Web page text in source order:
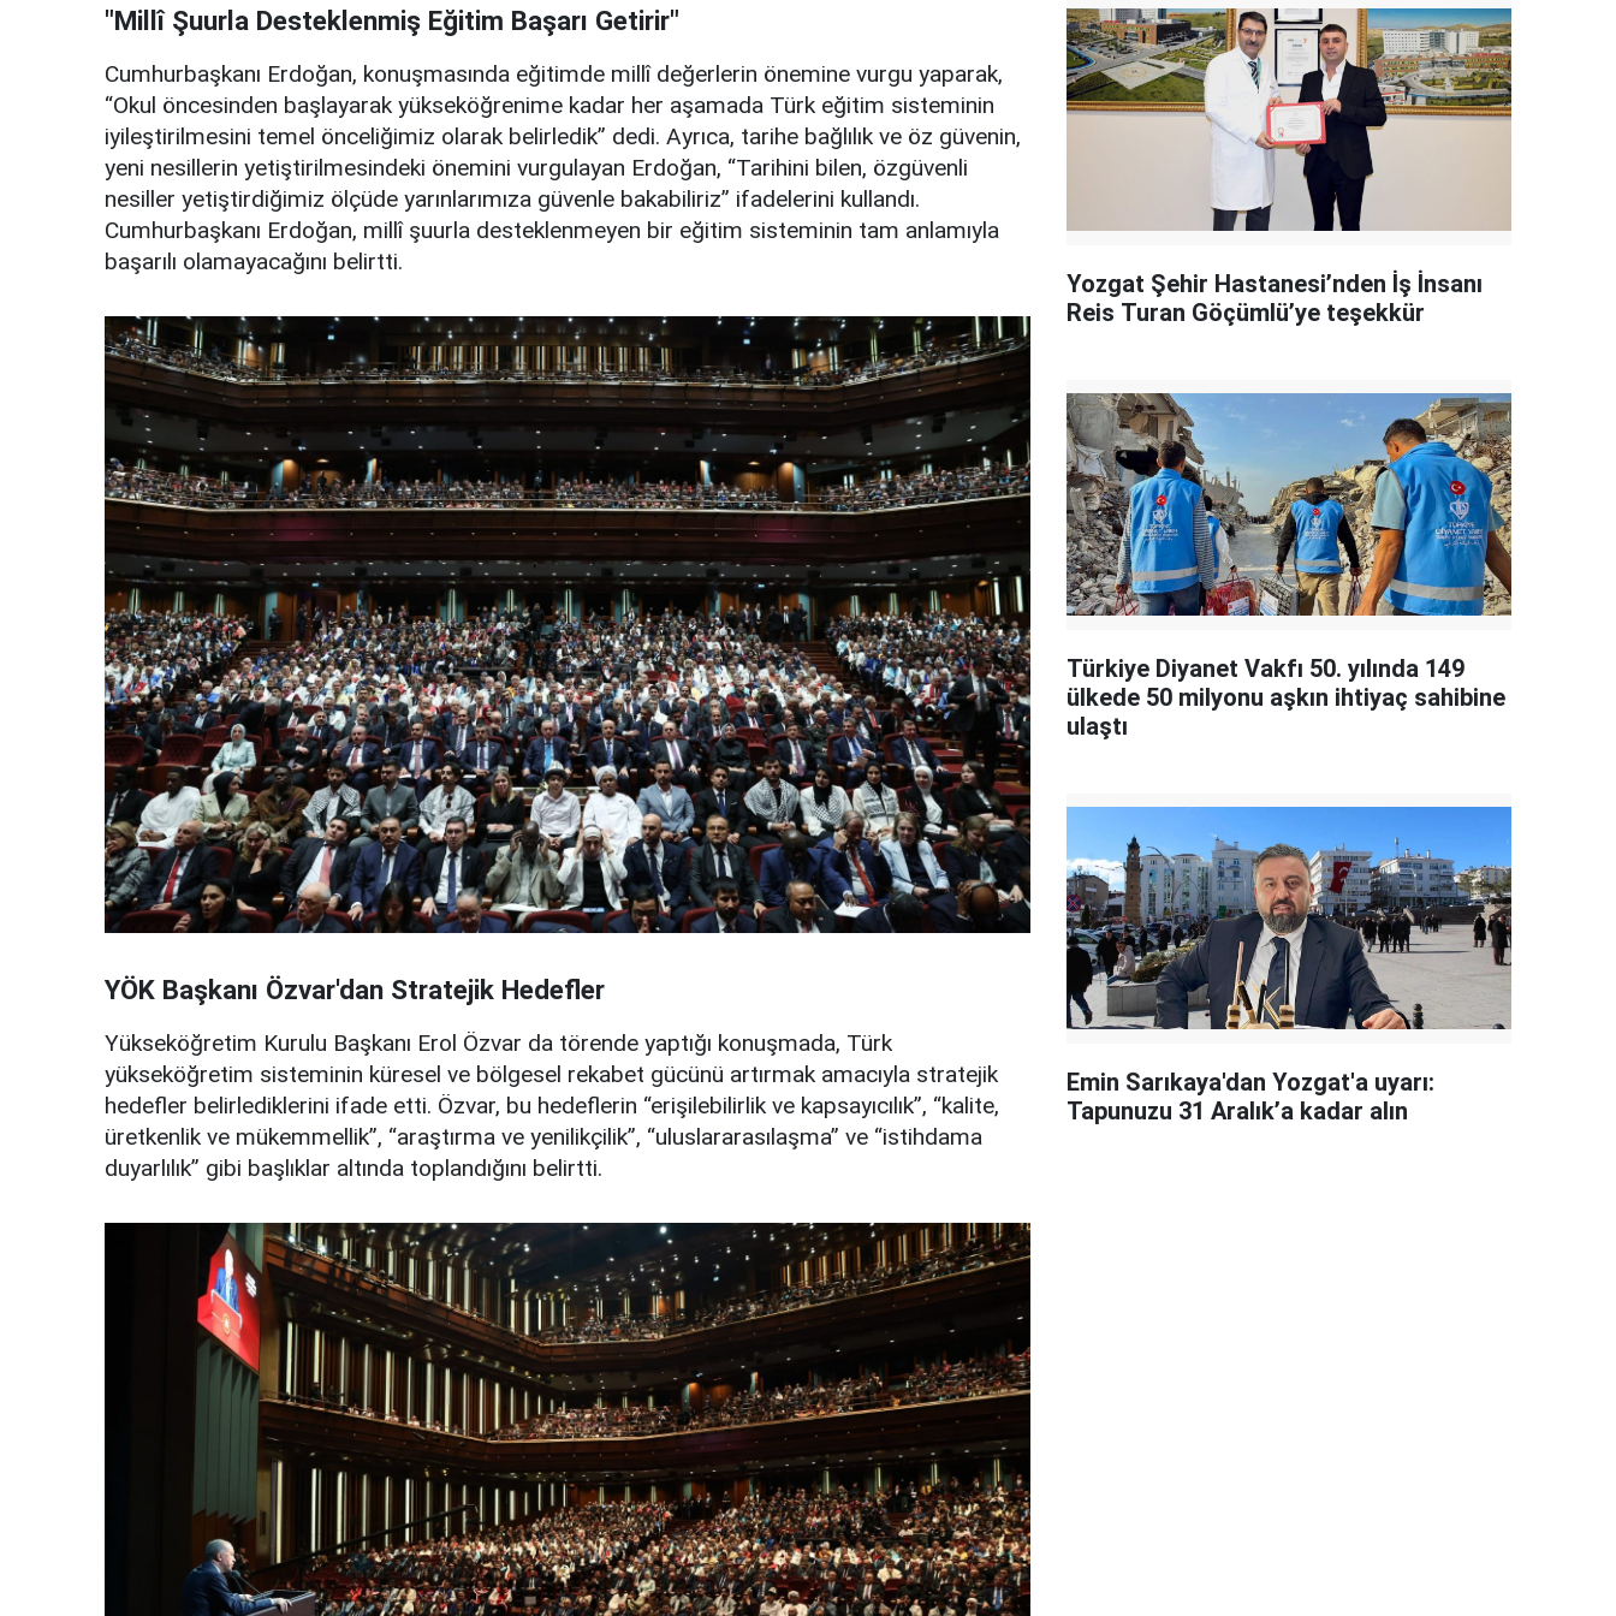
"Millî Şuurla Desteklenmiş Eğitim Başarı Getirir"
Cumhurbaşkanı Erdoğan, konuşmasında eğitimde millî değerlerin önemine vurgu yaparak,
“Okul öncesinden başlayarak yükseköğrenime kadar her aşamada Türk eğitim sisteminin
iyileştirilmesini temel önceliğimiz olarak belirledik” dedi. Ayrıca, tarihe bağlılık ve öz güvenin,
yeni nesillerin yetiştirilmesindeki önemini vurgulayan Erdoğan, “Tarihini bilen, özgüvenli
nesiller yetiştirdiğimiz ölçüde yarınlarımıza güvenle bakabiliriz” ifadelerini kullandı.
Cumhurbaşkanı Erdoğan, millî şuurla desteklenmeyen bir eğitim sisteminin tam anlamıyla
başarılı olamayacağını belirtti.
YÖK Başkanı Özvar'dan Stratejik Hedefler
Yükseköğretim Kurulu Başkanı Erol Özvar da törende yaptığı konuşmada, Türk
yükseköğretim sisteminin küresel ve bölgesel rekabet gücünü artırmak amacıyla stratejik
hedefler belirlediklerini ifade etti. Özvar, bu hedeflerin “erişilebilirlik ve kapsayıcılık”, “kalite,
üretkenlik ve mükemmellik”, “araştırma ve yenilikçilik”, “uluslararasılaşma” ve “istihdama
duyarlılık” gibi başlıklar altında toplandığını belirtti.
Yozgat Şehir Hastanesi’nden İş İnsanı
Reis Turan Göçümlü’ye teşekkür
Türkiye Diyanet Vakfı 50. yılında 149
ülkede 50 milyonu aşkın ihtiyaç sahibine
ulaştı
Emin Sarıkaya'dan Yozgat'a uyarı:
Tapunuzu 31 Aralık’a kadar alın